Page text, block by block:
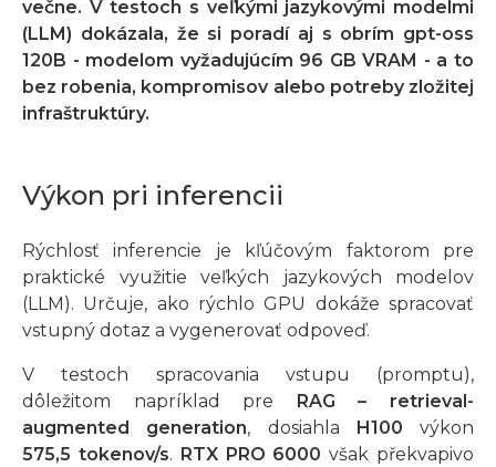
večne. V testoch s veľkými jazykovými modelmi
(LLM) dokázala, že si poradí aj s obrím gpt-oss
120B - modelom vyžadujúcím 96 GB VRAM - a to
bez robenia, kompromisov alebo potreby zložitej
infraštruktúry.
Výkon pri inferencii
Rýchlosť inferencie je kľúčovým faktorom pre
praktické využitie veľkých jazykových modelov
(LLM). Určuje, ako rýchlo GPU dokáže spracovať
vstupný dotaz a vygenerovať odpoveď.
V testoch spracovania vstupu (promptu),
dôležitom napríklad pre
RAG – retrieval-
augmented generation, dosiahla H100 výkon
575,5 tokenov/s. RTX PRO 6000 však překvapivo